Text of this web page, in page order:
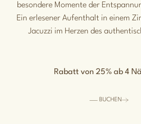
besondere Momente der
Ein erlesener Aufenthalt in einem
Jacuzzi im Herzen des
Rabatt von 25% ab 4
BUCHEN